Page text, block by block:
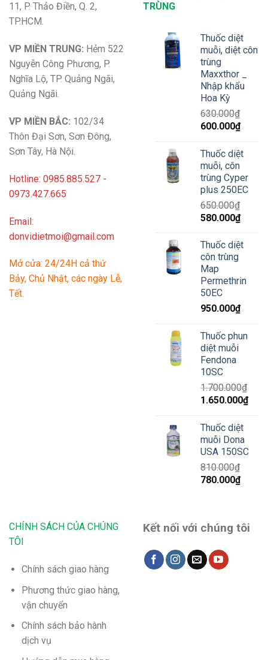
11, P. Thảo Điền, Q. 2,
TP.HCM.
VP MIỀN TRUNG: Hẻm 522
Nguyễn Công Phương, P.
Nghĩa Lộ, TP. Quảng Ngãi,
Quảng Ngãi.
VP MIỀN BẮC: 102/34
Thôn Đại Sơn, Sơn Đông,
Sơn Tây, Hà Nội.
Hotline: 0985.885.527 -
0973.427.665
Email:
donvidietmoi@gmail.com
Mở cửa: 24/24H cả thứ
Bảy, Chủ Nhật, các ngày Lễ,
Tết.
TRÙNG
Thuốc diệt
muỗi, diệt côn
trùng
Maxxthor _
Nhập khẩu
Hoa Kỳ
630.000₫
Giá
là:
630.000₫.
600.000₫Giá
tại
là:
Thuốc diệt
muỗi, côn
trùng Cyper
plus 250EC
650.000₫
Giá
là:
650.000₫.
580.000₫Giá
tại
Thuốc diệt
côn trùng
Map
Permethrin
50EC
950.000₫
Thuốc phun
diệt muỗi
Fendona
10SC
1.700.000₫
Giá
là:
1.700.000₫.
1.650.000₫Giá
Thuốc diệt
muỗi Dona
USA 150SC
810.000₫
Giá
780.000₫Giá
CHÍNH SÁCH CỦA CHÚNG
TÔI
Chính sách giao hàng
Phương thức giao hàng,
vận chuyển
Chính sách bảo hành
dịch vụ
Kết nối với chúng tôi